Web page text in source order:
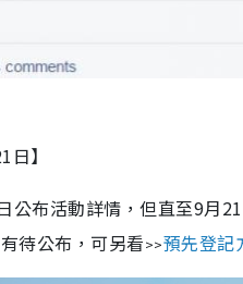
日】
公布活動詳情，但直至9月
待公布，可另看>>預先登記